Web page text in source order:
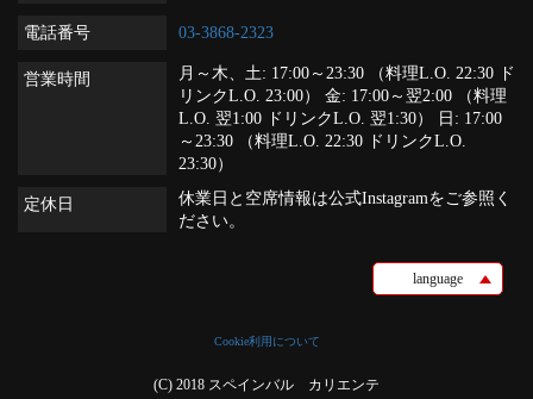
電話番号 03-3868-2323
営業時間
月～木、土: 17:00～23:30 （料理L.O. 22:30 ド
リンクL.O. 23:00） 金: 17:00～翌2:00 （料理
L.O. 翌1:00 ドリンクL.O. 翌1:30） 日: 17:00
～23:30 （料理L.O. 22:30 ドリンクL.O.
23:30）
定休日
休業日と空席情報は公式Instagramをご参照く
ださい。
language
Cookie利用について
(C) 2018 スペインバル カリエンテ